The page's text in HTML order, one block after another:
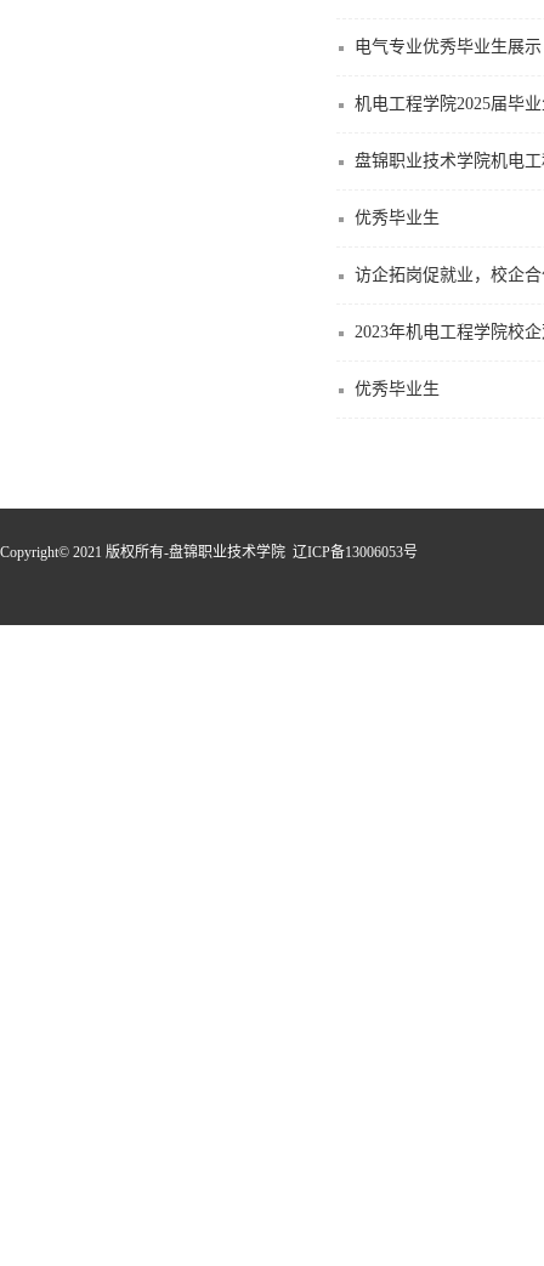
电气专业优秀毕业生展示
机电工程学院2025届毕
盘锦职业技术学院机电
优秀毕业生
访企拓岗促就业，校企
2023年机电工程学院校
优秀毕业生
Copyright© 2021 版权所有-盘锦职业技术学院 辽ICP备13006053号